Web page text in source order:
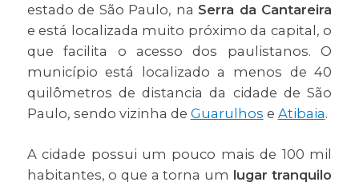
estado de São Paulo, na Serra da Cantareira
e está localizada muito próximo da capital, o
que facilita o acesso dos paulistanos. O
município está localizado a menos de 40
quilômetros de distancia da cidade de São
Paulo, sendo vizinha de Guarulhos e Atibaia.
A cidade possui um pouco mais de 100 mil
habitantes, o que a torna um lugar tranquilo